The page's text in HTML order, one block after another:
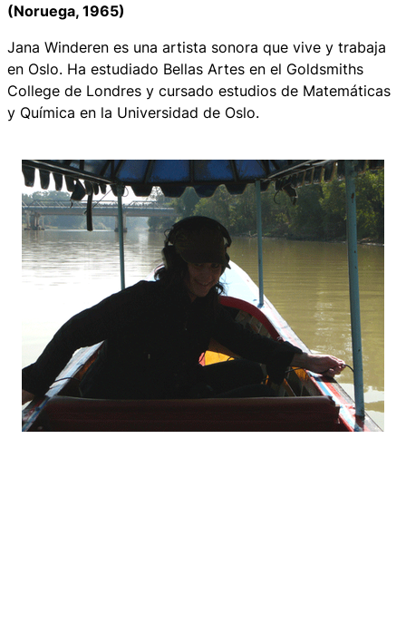
(Noruega, 1965)
Jana Winderen es una artista sonora que vive y trabaja
en Oslo. Ha estudiado Bellas Artes en el Goldsmiths
College de Londres y cursado estudios de Matemáticas
y Química en la Universidad de Oslo.